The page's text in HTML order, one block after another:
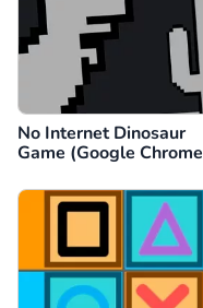
No Internet Dinosaur
Game (Google Chrome